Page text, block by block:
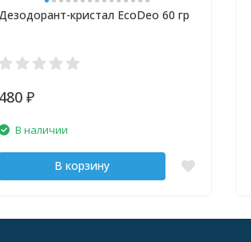
Дезодорант-кристал EcoDeo 60 гр
480₽
В наличии
В корзину